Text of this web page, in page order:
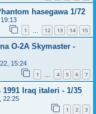
hasegawa 1/72
1 12 13 14 15
O-2A Skymaster -
15:24
1 4 5 6 7
Iraq italeri - 1/35
22:25
1 2 3